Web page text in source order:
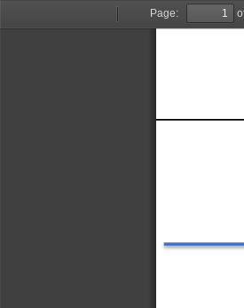
Previous
Page: